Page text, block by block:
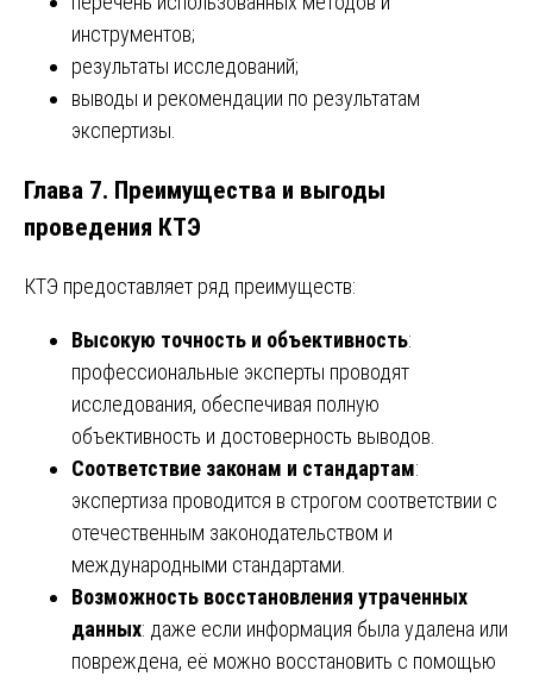
инструментов;
результаты исследований;
выводы и рекомендации по результатам
экспертизы.
Глава 7. Преимущества и выгоды
проведения КТЭ
КТЭ предоставляет ряд преимуществ:
Высокую точность и объективность:
профессиональные эксперты проводят
исследования, обеспечивая полную
объективность и достоверность выводов.
Соответствие законам и стандартам:
экспертиза проводится в строгом соответствии с
отечественным законодательством и
международными стандартами.
Возможность восстановления утраченных
данных: даже если информация была удалена или
повреждена, её можно восстановить с помощью